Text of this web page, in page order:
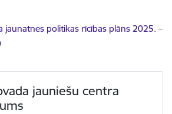
jaunatnes politikas rīcības plāns 2025. –
jauniešu centra